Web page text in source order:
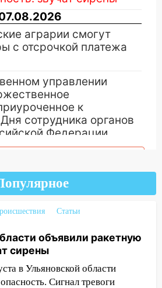
аграрии смогут
с отсрочкой платежа
управлении
к
сотрудника органов
Федерации
проекта
Ульяновской
поступили шесть
ИВЛ
Статьи
объявили ракетную
сирены
в Ульяновской области
Сигнал тревоги